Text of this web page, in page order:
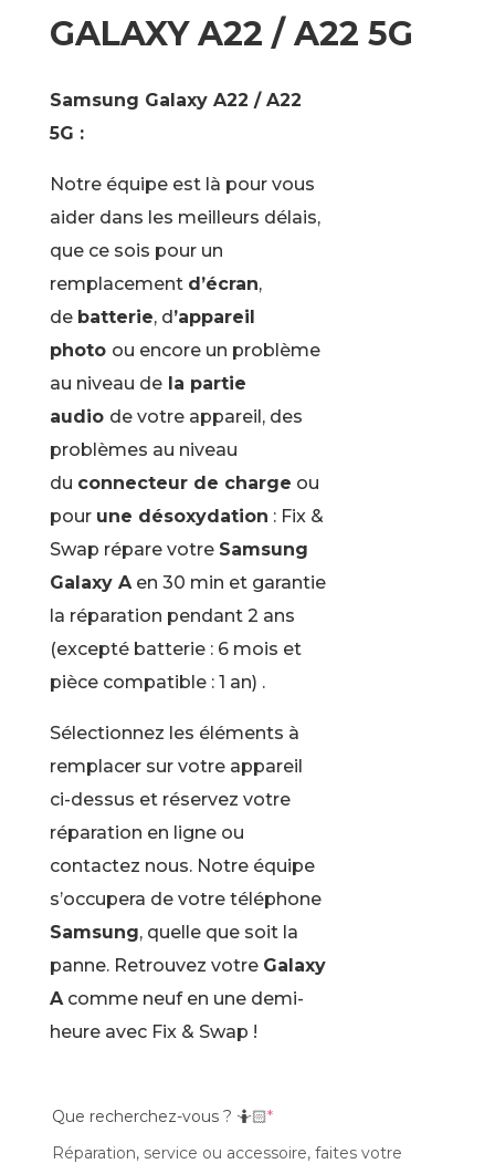
GALAXY A22 / A22 5G
Samsung Galaxy A22 / A22
5G :
Notre équipe est là pour vous
aider dans les meilleurs délais,
que ce sois pour un
remplacement d’écran,
de batterie, d’appareil
photo ou encore un problème
au niveau dela partie
audio de votre appareil, des
problèmes au niveau
du connecteur de charge ou
pour une désoxydation : Fix &
Swap répare votre Samsung
Galaxy Aen 30 min et garantie
la réparation pendant 2 ans
(excepté batterie : 6 mois et
pièce compatible : 1 an) .
Sélectionnez les éléments à
remplacer sur votre appareil
ci-dessus et réservez votre
réparation en ligne ou
contactez nous. Notre équipe
s’occupera de votre téléphone
Samsung, quelle que soit la
panne. Retrouvez votre Galaxy
Acomme neuf en une demi-
heure avec Fix & Swap !
Que recherchez-vous ? 🤷🏻*
Réparation, service ou accessoire, faites votre